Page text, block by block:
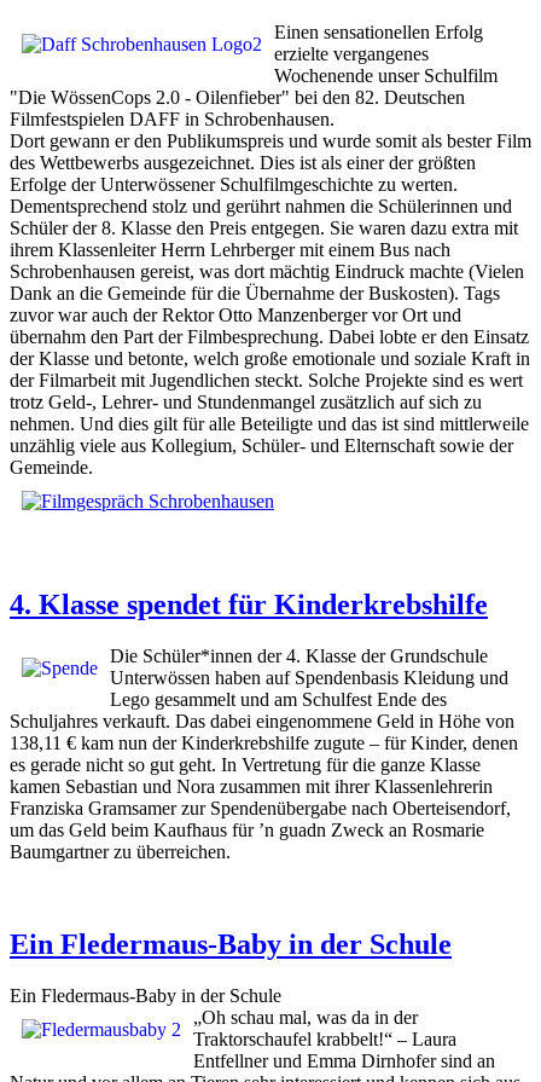
Einen sensationellen Erfolg
erzielte vergangenes
Wochenende unser Schulfilm
"Die WössenCops 2.0 - Oilenfieber" bei den 82. Deutschen
Filmfestspielen DAFF in Schrobenhausen.
Dort gewann er den Publikumspreis und wurde somit als bester Film
des Wettbewerbs ausgezeichnet. Dies ist als einer der größten
Erfolge der Unterwössener Schulfilmgeschichte zu werten.
Dementsprechend stolz und gerührt nahmen die Schülerinnen und
Schüler der 8. Klasse den Preis entgegen. Sie waren dazu extra mit
ihrem Klassenleiter Herrn Lehrberger mit einem Bus nach
Schrobenhausen gereist, was dort mächtig Eindruck machte (Vielen
Dank an die Gemeinde für die Übernahme der Buskosten). Tags
zuvor war auch der Rektor Otto Manzenberger vor Ort und
übernahm den Part der Filmbesprechung. Dabei lobte er den Einsatz
der Klasse und betonte, welch große emotionale und soziale Kraft in
der Filmarbeit mit Jugendlichen steckt. Solche Projekte sind es wert
trotz Geld-, Lehrer- und Stundenmangel zusätzlich auf sich zu
nehmen. Und dies gilt für alle Beteiligte und das ist sind mittlerweile
unzählig viele aus Kollegium, Schüler- und Elternschaft sowie der
Gemeinde.
4. Klasse spendet für Kinderkrebshilfe
Die Schüler*innen der 4. Klasse der Grundschule
Unterwössen haben auf Spendenbasis Kleidung und
Lego gesammelt und am Schulfest Ende des
Schuljahres verkauft. Das dabei eingenommene Geld in Höhe von
138,11 € kam nun der Kinderkrebshilfe zugute – für Kinder, denen
es gerade nicht so gut geht. In Vertretung für die ganze Klasse
kamen Sebastian und Nora zusammen mit ihrer Klassenlehrerin
Franziska Gramsamer zur Spendenübergabe nach Oberteisendorf,
um das Geld beim Kaufhaus für ’n guadn Zweck an Rosmarie
Baumgartner zu überreichen.
Ein Fledermaus-Baby in der Schule
Ein Fledermaus-Baby in der Schule
„Oh schau mal, was da in der
Traktorschaufel krabbelt!“ – Laura
Entfellner und Emma Dirnhofer sind an